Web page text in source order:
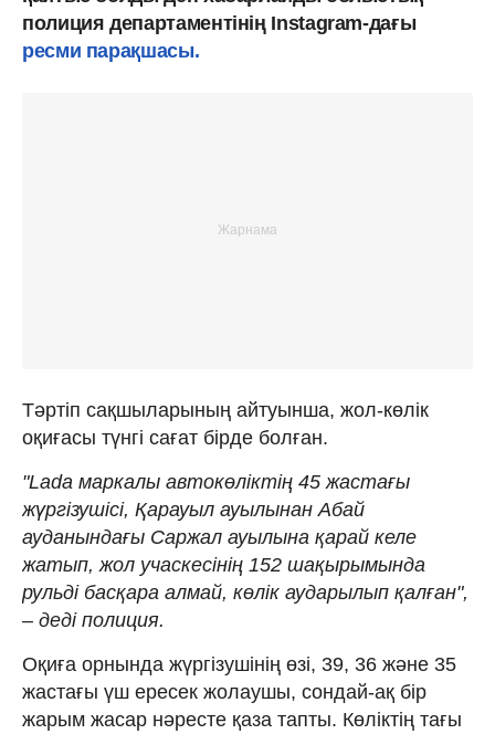
полиция департаментінің Instagram-дағы
ресми парақшасы.
Тәртіп сақшыларының айтуынша, жол-көлік
оқиғасы түнгі сағат бірде болған.
"Lada маркалы автокөліктің 45 жастағы
жүргізушісі, Қарауыл ауылынан Абай
ауданындағы Саржал ауылына қарай келе
жатып, жол учаскесінің 152 шақырымында
рульді басқара алмай, көлік аударылып қалған",
– деді полиция.
Оқиға орнында жүргізушінің өзі, 39, 36 және 35
жастағы үш ересек жолаушы, сондай-ақ бір
жарым жасар нәресте қаза тапты. Көліктің тағы